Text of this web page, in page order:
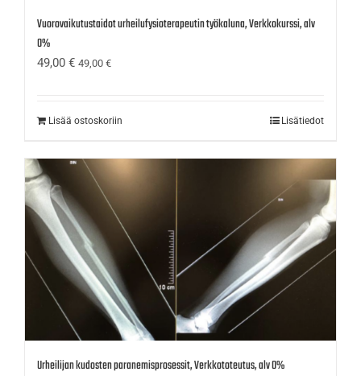
Vuorovaikutustaidot urheilufysioterapeutin työkaluna, Verkkokurssi, alv
0%
49,00 € 49,00 €
Lisää ostoskoriin Lisätiedot
Urheilijan kudosten paranemisprosessit, Verkkototeutus, alv 0%